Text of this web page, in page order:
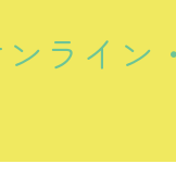
ライン